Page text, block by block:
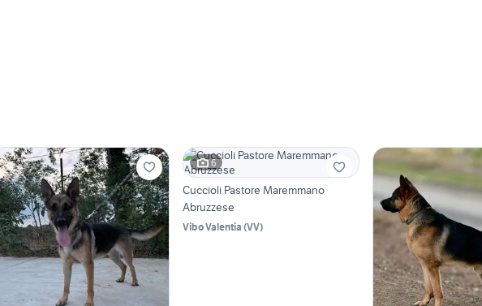
6
Cuccioli Pastore Maremmano
Abruzzese
Vibo Valentia (VV)